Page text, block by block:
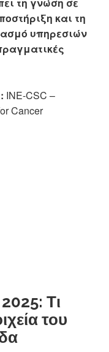
και τη
υπηρεσιών
INE-CSC –
Cancer
Τι
του